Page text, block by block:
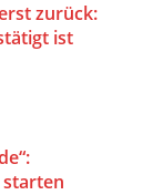
zurück:
ist
starten